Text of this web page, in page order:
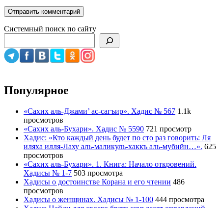
Системный поиск по сайту
Популярное
«Сахих аль-Джами’ ас-сагъир». Хадис № 567 1.1k
просмотров
«Сахих аль-Бухари». Хадис № 5590 721 просмотр
Хадис: «Кто каждый день будет по сто раз говорить: Ля
иляха илля-Лаху аль-маликуль-хаккъ аль-мубийн…». 625
просмотров
«Сахих аль-Бухари». 1. Книга: Начало откровений.
Хадисы № 1-7 503 просмотра
Хадисы о достоинстве Корана и его чтении 486
просмотров
Хадисы о женщинах. Хадисы № 1-100 444 просмотра